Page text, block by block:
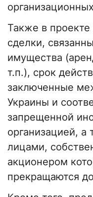
Также в проекте
сделки,
имущества
т.п.), срок
заключенные
Украины и
запрещенной
организацией,
лицами,
акционером
прекращаются